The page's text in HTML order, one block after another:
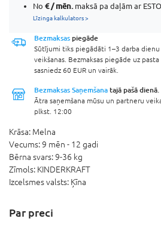
No € / mēn. maksā pa daļām ar
Līzinga kalkulators >
Bezmaksas piegāde
Sūtījumi tiks piegādāti 1–3 darba dienu
veikšanas. Bezmaksas piegāde uz
sasniedz 60 EUR un vairāk.
Bezmaksas Saņemšana tajā pašā dienā.
Ātra saņemšana mūsu un partneru
plkst. 12:00
Krāsa: Melna
Vecums: 9 mēn - 12 gadi
Bērna svars: 9-36 kg
Zīmols: KINDERKRAFT
Izcelsmes valsts: Ķīna
Par preci